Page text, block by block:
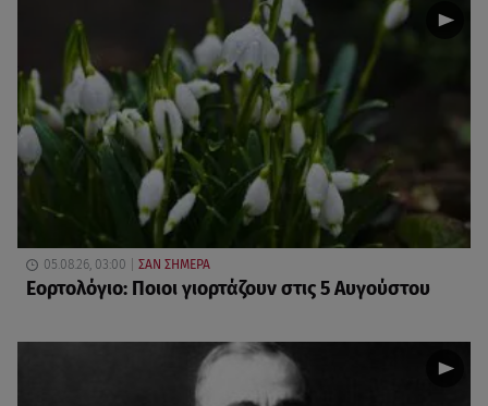
05.08.26, 03:00 ΣΑΝ ΣΗΜΕΡΑ
Εορτολόγιο: Ποιοι γιορτάζουν στις 5 Αυγούστου